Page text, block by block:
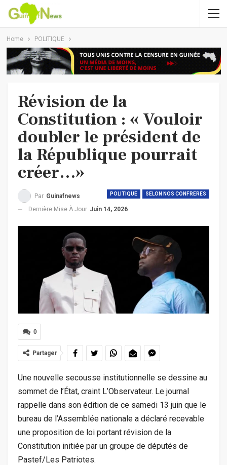
Home POLITIQUE
Révision de la
Constitution : « Vouloir
doubler le président de
la République pourrait
créer…»
POLITIQUE SELON NOS CONFRERES
Par Guinafnews
Dernière Mise À Jour Juin 14, 2026
0
Partager
Une nouvelle secousse institutionnelle se dessine au
sommet de l’État, craint L’Observateur. Le journal
rappelle dans son édition de ce samedi 13 juin que le
bureau de l’Assemblée nationale a déclaré recevable
une proposition de loi portant révision de la
Constitution initiée par un groupe de députés de
Pastef/Les Patriotes.